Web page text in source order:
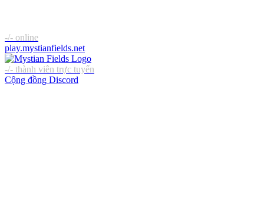
-/- online
play.mystianfields.net
-/- thành viên trực tuyến
Cộng đồng Discord